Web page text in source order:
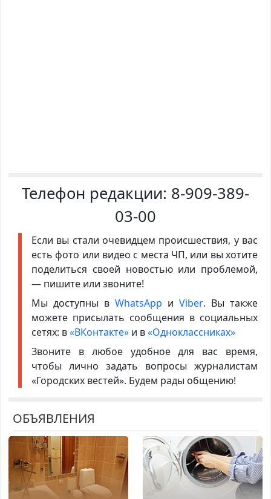
Телефон редакции: 8-909-389-
03-00
Если вы стали очевидцем происшествия, у вас
есть фото или видео с места ЧП, или вы хотите
поделиться своей новостью или проблемой,
— пишите или звоните!
Мы доступны в WhatsApp иViber. Вы также
можете присылать сообщения в социальных
сетях: в«ВКонтакте»и в«Одноклассниках»
Звоните в любое удобное для вас время,
чтобы лично задать вопросы журналистам
«Городских вестей». Будем рады общению!
ОБЪЯВЛЕНИЯ